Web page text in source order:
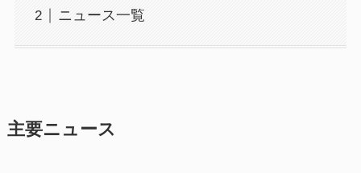
ニュース一覧
主要ニュース